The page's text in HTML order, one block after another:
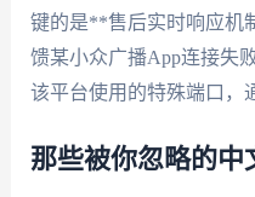
键的是**售后实时响应
馈某小众广播App连接失
该平台使用的特殊端口，
那些被你忽略的中